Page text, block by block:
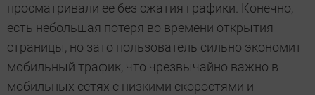
просматривали ее без сжатия графики. Конечно,
есть небольшая потеря во времени открытия
страницы, но зато пользователь сильно экономит
мобильный трафик, что чрезвычайно важно в
мобильных сетях с низкими скоростями и